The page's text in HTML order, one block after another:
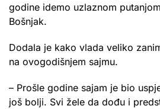
godine idemo uzlaznom
Bošnjak.
Dodala je kako vlada veliko
na ovogodišnjem sajmu.
– Prošle godine sajam je bio
još bolji. Svi žele da dođu i